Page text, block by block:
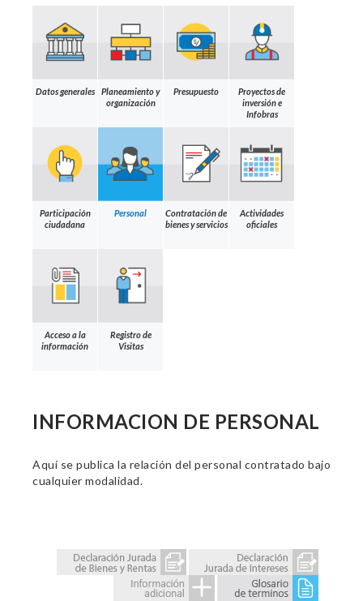
Datos generales
Planeamiento y
organización
Presupuesto
Proyectos de
inversión e
Infobras
Participación
ciudadana
Personal
Contratación de
bienes y servicios
Actividades
oficiales
Acceso a la
información
Registro de
Visitas
INFORMACION DE PERSONAL
Aquí se publica la relación del personal contratado bajo
cualquier modalidad.